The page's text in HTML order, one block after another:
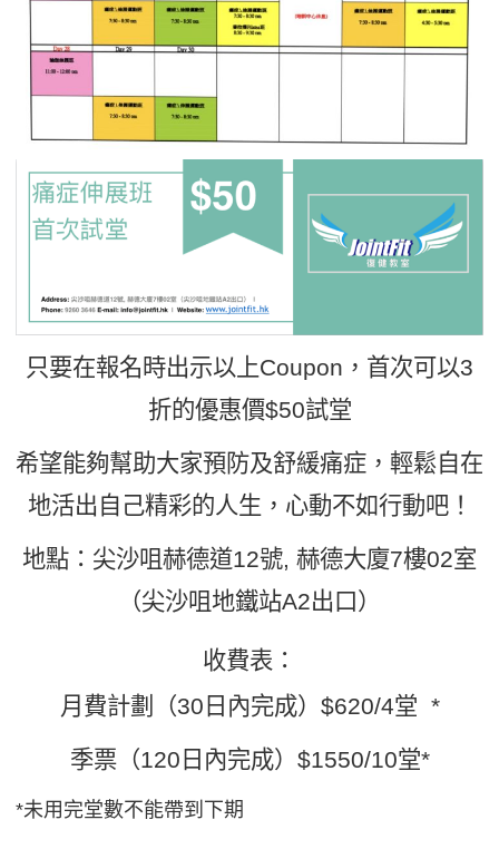
只要在報名時出示以上Coupon，首次可以3
折的優惠價$50試堂
希望能夠幫助大家預防及舒緩痛症，輕鬆自在
地活出自己精彩的人生，心動不如行動吧！
地點：尖沙咀赫德道12號, 赫德大廈7樓02室
（尖沙咀地鐵站A2出口）
收費表：
月費計劃（30日內完成）$620/4堂 *
季票（120日內完成）$1550/10堂*
*未用完堂數不能帶到下期